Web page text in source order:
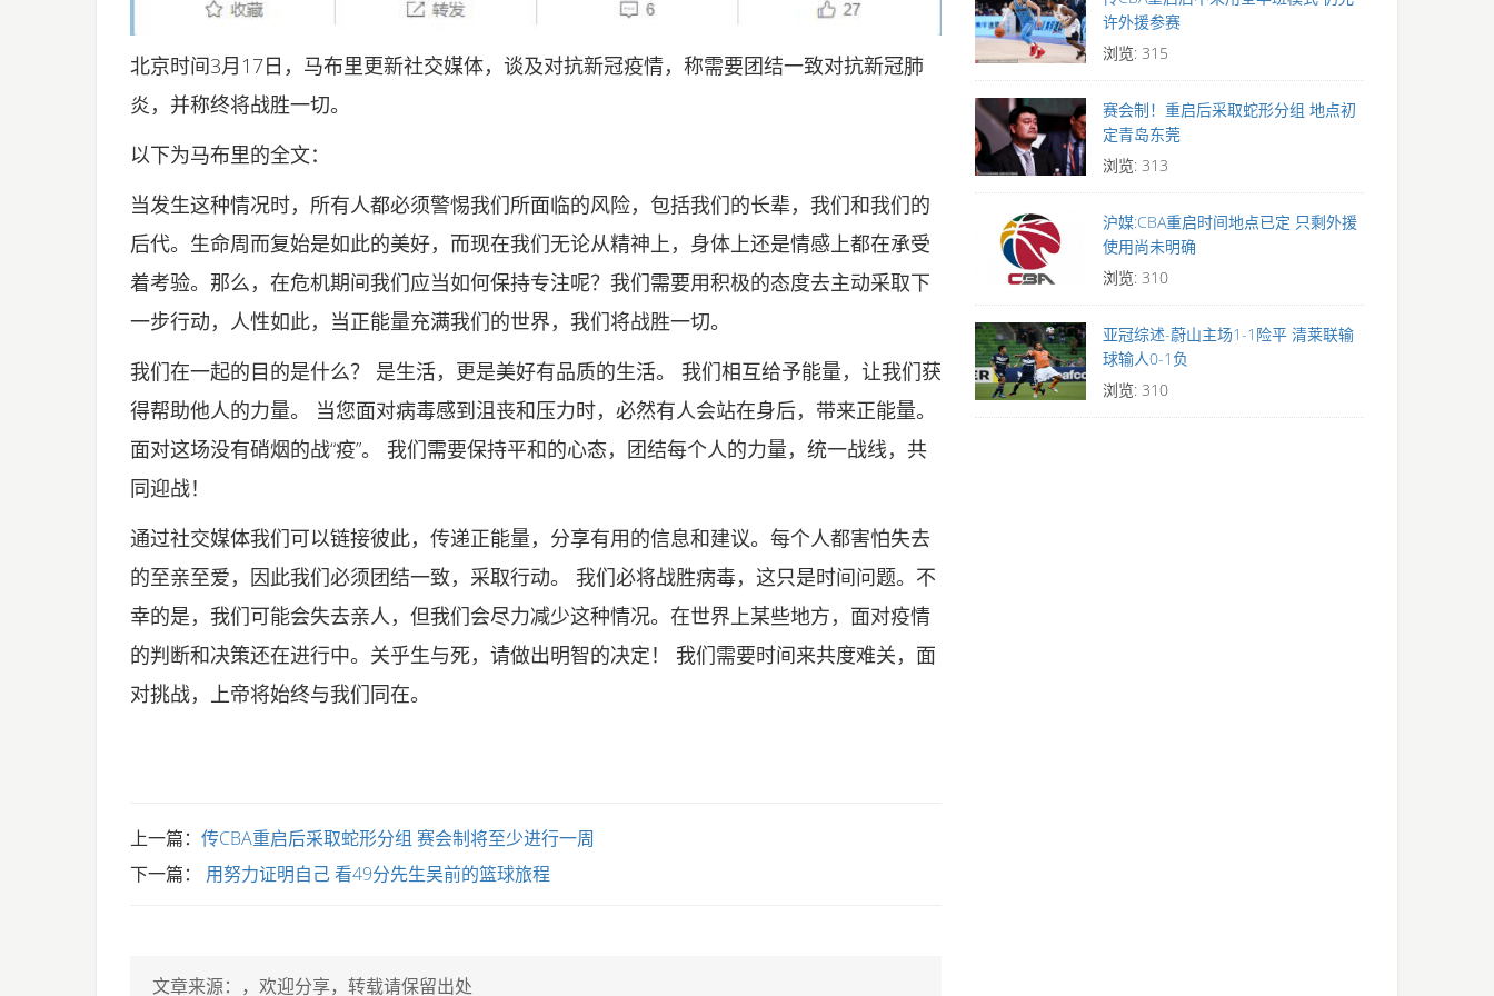
北京时间3月17日，马布里更新社交媒体，谈及对抗新冠疫情，称需要团结一致对抗新冠肺
炎，并称终将战胜一切。
以下为马布里的全文：
当发生这种情况时，所有人都必须警惕我们所面临的风险，包括我们的长辈，我们和我们的
后代。生命周而复始是如此的美好，而现在我们无论从精神上，身体上还是情感上都在承受
着考验。那么，在危机期间我们应当如何保持专注呢？我们需要用积极的态度去主动采取下
一步行动，人性如此，当正能量充满我们的世界，我们将战胜一切。
我们在一起的目的是什么？ 是生活，更是美好有品质的生活。 我们相互给予能量，让我们获
得帮助他人的力量。 当您面对病毒感到沮丧和压力时，必然有人会站在身后，带来正能量。
面对这场没有硝烟的战“疫”。 我们需要保持平和的心态，团结每个人的力量，统一战线，共
同迎战！
通过社交媒体我们可以链接彼此，传递正能量，分享有用的信息和建议。每个人都害怕失去
的至亲至爱，因此我们必须团结一致，采取行动。 我们必将战胜病毒，这只是时间问题。不
幸的是，我们可能会失去亲人，但我们会尽力减少这种情况。在世界上某些地方，面对疫情
的判断和决策还在进行中。关乎生与死，请做出明智的决定！ 我们需要时间来共度难关，面
对挑战，上帝将始终与我们同在。
上一篇： 传CBA重启后采取蛇形分组 赛会制将至少进行一周
下一篇：
用努力证明自己 看49分先生吴前的篮球旅程
文章来源： ，欢迎分享，转载请保留出处
许外援参赛
浏览: 315
赛会制！重启后采取蛇形分组 地点初
定青岛东莞
浏览: 313
沪媒:CBA重启时间地点已定 只剩外援
使用尚未明确
浏览: 310
亚冠综述-蔚山主场1-1险平 清莱联输
球输人0-1负
浏览: 310